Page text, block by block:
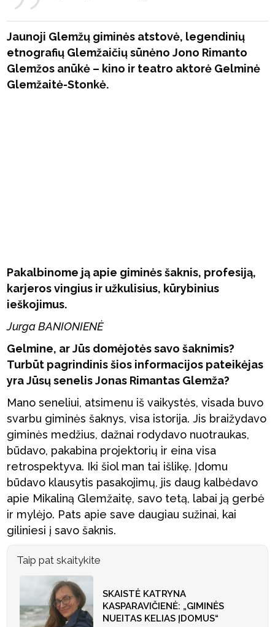
Jaunoji Glemžų giminės atstovė, legendinių
etnografių Glemžaičių sūnėno Jono Rimanto
Glemžos anūkė – kino ir teatro aktorė Gelminė
Glemžaitė-Stonkė.
Pakalbinome ją apie giminės šaknis, profesiją,
karjeros vingius ir užkulisius, kūrybinius
ieškojimus.
Jurga BANIONIENĖ
Gelmine, ar Jūs domėjotės savo šaknimis?
Turbūt pagrindinis šios informacijos pateikėjas
yra Jūsų senelis Jonas Rimantas Glemža?
Mano seneliui, atsimenu iš vaikystės, visada buvo
svarbu giminės šaknys, visa istorija. Jis braižydavo
giminės medžius, dažnai rodydavo nuotraukas,
būdavo, pakabina projektorių ir eina visa
retrospektyva. Iki šiol man tai išlikę. Įdomu
būdavo klausytis pasakojimų, jis daug kalbėdavo
apie Mikaliną Glemžaitę, savo tetą, labai ją gerbė
ir mylėjo. Pats apie save daugiau sužinai, kai
giliniesi į savo šaknis.
Taip pat skaitykite
SKAISTĖ KATRYNA
KASPARAVIČIENĖ: „GIMINĖS
NUEITAS KELIAS ĮDOMUS“